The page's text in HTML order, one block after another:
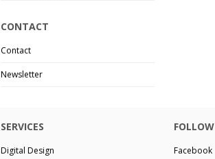
CONTACT
Contact
Newsletter
SERVICES
Digital Design Facebook